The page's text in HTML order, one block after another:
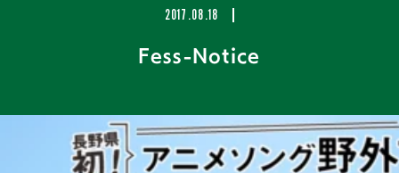
2017.08.18
Fess-Notice